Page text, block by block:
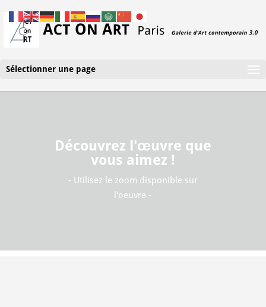
Sélectionner une page
Découvrez l'œuvre que
vous aimez !
- Utilisez le zoom disponible sur
l'oeuvre -